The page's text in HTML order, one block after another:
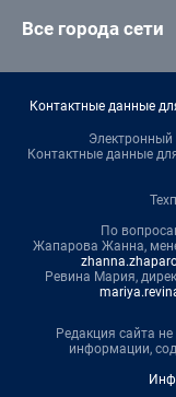
Все города сети
Контактные данные
Электронный
Контактные данные
По
Жапарова Жанна,
Ревина Мария,
Редакция сайта не
информации,